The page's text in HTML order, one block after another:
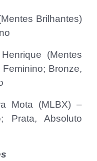
Brilhantes)
(Mentes
Bronze,
Mota (MLBX) –
Prata, Absoluto